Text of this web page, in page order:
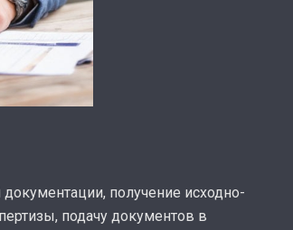
получение исходно-
подачу документов в